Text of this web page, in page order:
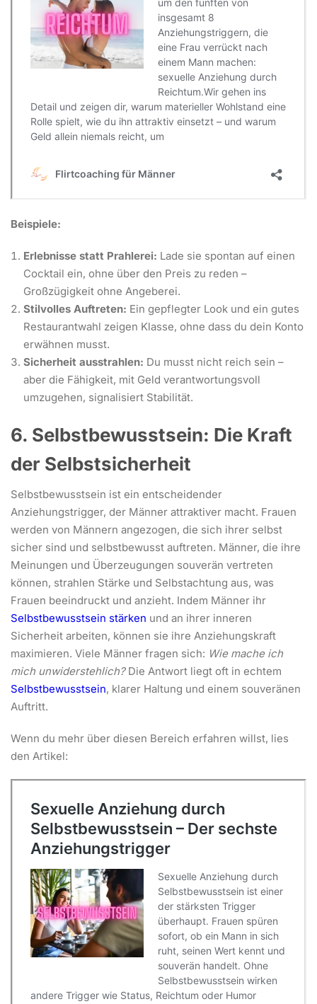
Beispiele:
Erlebnisse statt Prahlerei: Lade sie spontan auf einen
Cocktail ein, ohne über den Preis zu reden –
Großzügigkeit ohne Angeberei.
Stilvolles Auftreten: Ein gepflegter Look und ein gutes
Restaurantwahl zeigen Klasse, ohne dass du dein Konto
erwähnen musst.
Sicherheit ausstrahlen: Du musst nicht reich sein –
aber die Fähigkeit, mit Geld verantwortungsvoll
umzugehen, signalisiert Stabilität.
6. Selbstbewusstsein: Die Kraft
der Selbstsicherheit
Selbstbewusstsein ist ein entscheidender
Anziehungstrigger, der Männer attraktiver macht. Frauen
werden von Männern angezogen, die sich ihrer selbst
sicher sind und selbstbewusst auftreten. Männer, die ihre
Meinungen und Überzeugungen souverän vertreten
können, strahlen Stärke und Selbstachtung aus, was
Frauen beeindruckt und anzieht. Indem Männer ihr
Selbstbewusstsein stärken und an ihrer inneren
Sicherheit arbeiten, können sie ihre Anziehungskraft
maximieren. Viele Männer fragen sich: Wie mache ich
mich unwiderstehlich?Die Antwort liegt oft in echtem
Selbstbewusstsein, klarer Haltung und einem souveränen
Auftritt.
Wenn du mehr über diesen Bereich erfahren willst, lies
den Artikel: